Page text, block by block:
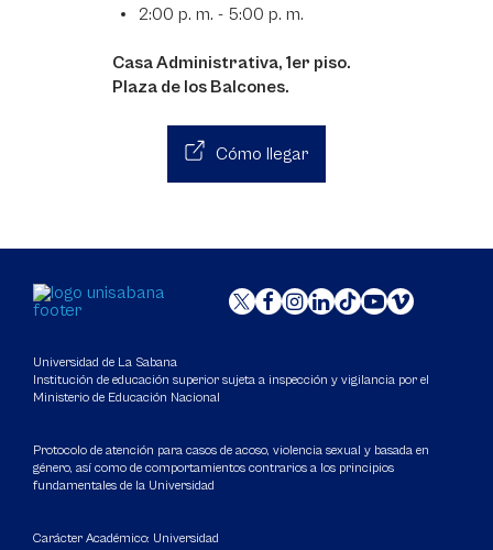
2:00 p. m. - 5:00 p. m.
Casa Administrativa, 1er piso.
Plaza de los Balcones.
Cómo llegar
Universidad de La Sabana
Institución de educación superior sujeta a inspección y vigilancia por el
Ministerio de Educación Nacional
Protocolo de atención para casos de acoso, violencia sexual y basada en
género, así como de comportamientos contrarios a los principios
fundamentales de la Universidad
Carácter Académico: Universidad